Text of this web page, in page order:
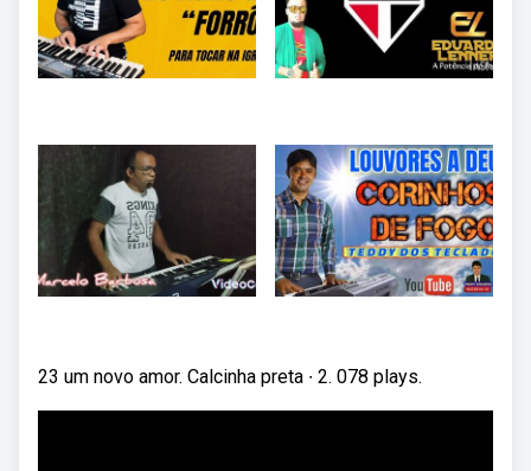
23 um novo amor. Calcinha preta ∙ 2. 078 plays.